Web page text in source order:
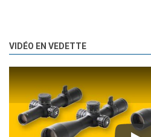
VIDÉO EN VEDETTE